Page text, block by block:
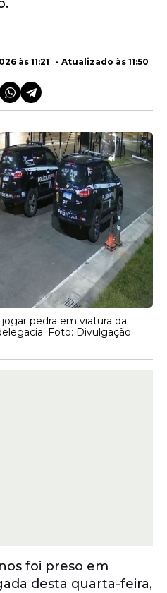
às 11:21 - Atualizado às 11:50
pedra em viatura da
Foto: Divulgação
foi preso em
desta quarta-feira,